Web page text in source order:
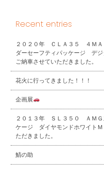
Recent entries
２０２０年 ＣＬＡ３５ ４Ｍ
ダーセーフティパッケージ デ
ご納車させていただきました。
花火に行ってきました！！！
企画展
２０１３年 ＳＬ３５０ ＡＭＧ
ケージ ダイヤモンドホワイト
ただきました。
鯖の助